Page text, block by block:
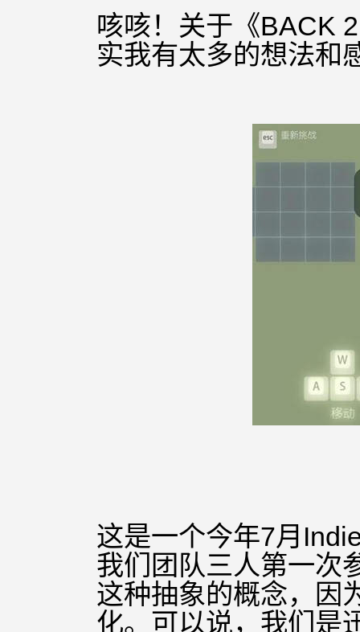
咳咳！关于《BACK
实我有太多的想法和
这是一个今年7月
我们团队三人第一次
这种抽象的概念，因
化。可以说，我们是